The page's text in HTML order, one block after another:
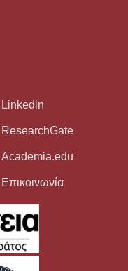
Linkedin
ResearchGate
Academia.edu
Επικοινωνία